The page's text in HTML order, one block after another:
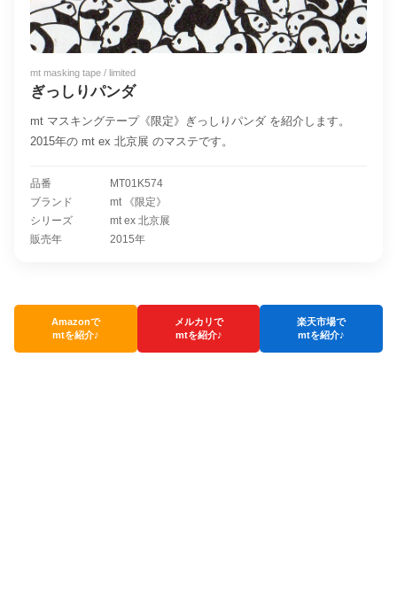
mt masking tape / limited
ぎっしりパンダ
mt マスキングテープ《限定》ぎっしりパンダ を紹介します。
2015年の mt ex 北京展 のマステです。
品番
MT01K574
ブランド
mt 《限定》
シリーズ
mt ex 北京展
販売年
2015年
Amazonで
mtを紹介♪
メルカリで
mtを紹介♪
楽天市場で
mtを紹介♪